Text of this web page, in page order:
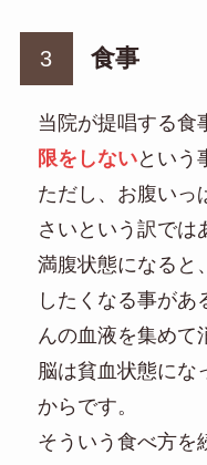
食事
当院が提唱する食
限をしないという
ただし、お腹いっ
さいという訳では
満腹状態になると
したくなる事があ
んの血液を集めて
脳は貧血状態にな
からです。
そういう食べ方を